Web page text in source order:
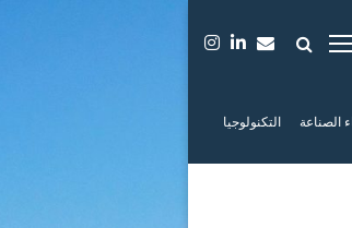
الصناعة التكنولوجيا